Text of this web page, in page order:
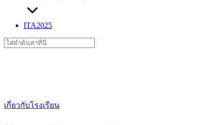
ITA2025
Search
for:
เกี่ยวกับโรงเรียน